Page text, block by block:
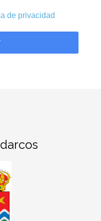
de privacidad